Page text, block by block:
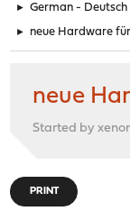
► German - Deutsch
► neue Hardware
neue
Started by
PRINT